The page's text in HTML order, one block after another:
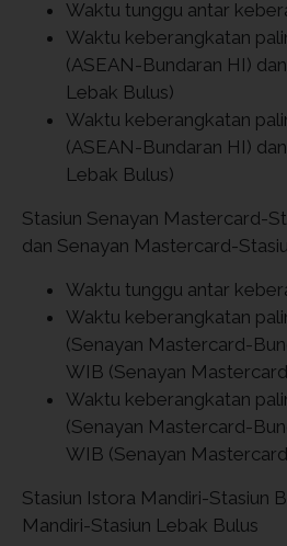
Waktu tunggu antar
Waktu keberangkatan
(ASEAN-Bundaran HI)
Lebak Bulus)
Waktu keberangkatan
(ASEAN-Bundaran HI)
Lebak Bulus)
Stasiun Senayan Mastercard-
dan Senayan Mastercard-
Waktu tunggu antar
Waktu keberangkatan
(Senayan Mastercard-
WIB (Senayan
Waktu keberangkatan
(Senayan Mastercard-
WIB (Senayan
Stasiun Istora Mandiri-Stasiun
Mandiri-Stasiun Lebak Bulus